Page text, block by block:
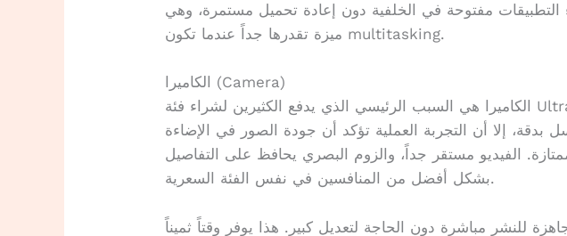
التطبيقات مفتوحة في الخلفية دون إعادة تحميل مستمرة، وهي
ميزة تقدرها جداً عندما تكون multitasking.
الكاميرا (Camera)
الكاميرا هي السبب الرئيسي الذي يدفع الكثيرين لشراء فئة Ultra. رغم أن المصدر لم
بدقة، إلا أن التجربة العملية تؤكد أن جودة الصور في الإضاءة
ممتازة. الفيديو مستقر جداً، والزوم البصري يحافظ على التفاصيل
بشكل أفضل من المنافسين في نفس الفئة السعرية.
للنشر مباشرة دون الحاجة لتعديل كبير. هذا يوفر وقتاً ثميناً